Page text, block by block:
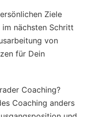
Ziele
nächsten Schritt
von
für Dein
Coaching?
Coaching anders